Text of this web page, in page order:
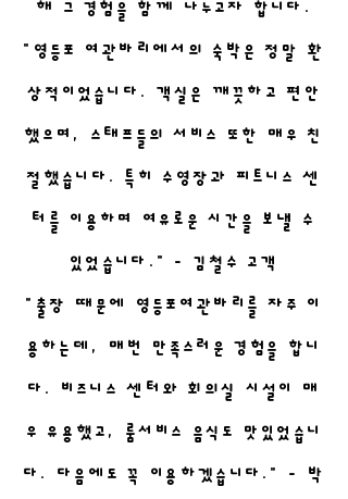
해 그 경험을 함께 나누고자 합니다.
"영등포 여관바리에서의 숙박은 정말 환
상적이었습니다. 객실은 깨끗하고 편안
했으며, 스태프들의 서비스 또한 매우 친
절했습니다. 특히 수영장과 피트니스 센
터를 이용하며 여유로운 시간을 보낼 수
있었습니다." - 김철수 고객
"출장 때문에 영등포여관바리를 자주 이
용하는데, 매번 만족스러운 경험을 합니
다. 비즈니스 센터와 회의실 시설이 매
우 유용했고, 룸서비스 음식도 맛있었습니
다. 다음에도 꼭 이용하겠습니다." - 박